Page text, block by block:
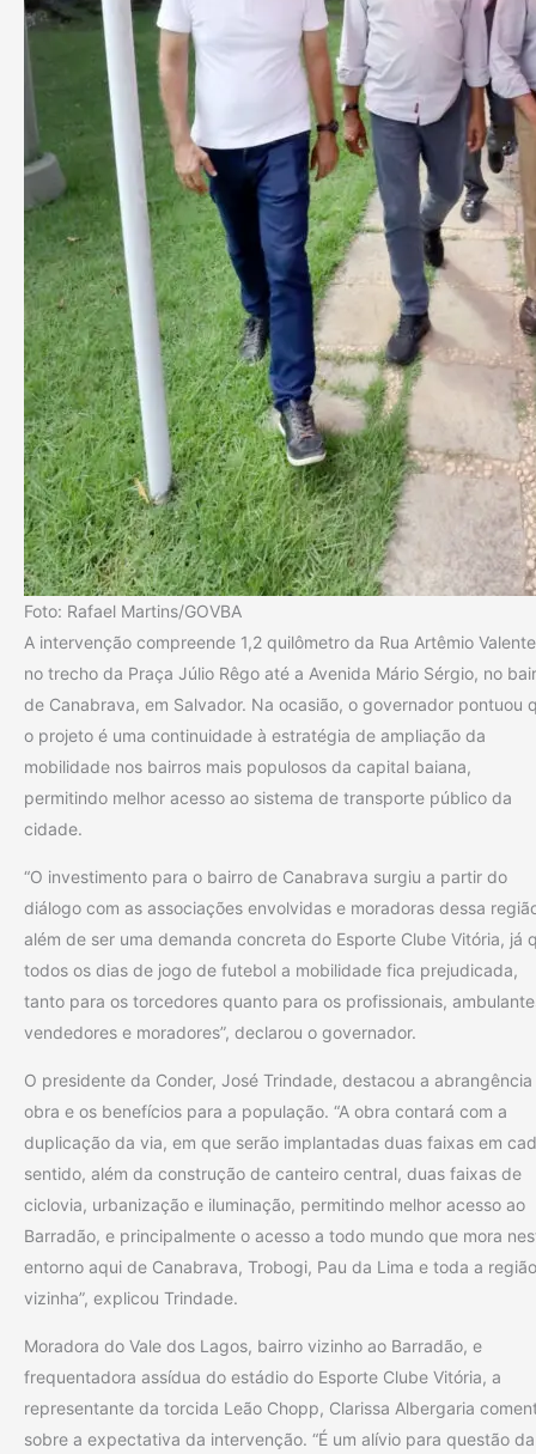
Foto: Rafael Martins/GOVBA
A intervenção compreende 1,2 quilômetro da Rua Artêmio
no trecho da Praça Júlio Rêgo até a Avenida Mário Sérgio, no
de Canabrava, em Salvador. Na ocasião, o governador pontuou
o projeto é uma continuidade à estratégia de ampliação da
mobilidade nos bairros mais populosos da capital baiana,
permitindo melhor acesso ao sistema de transporte público da
cidade.
“O investimento para o bairro de Canabrava surgiu a partir do
diálogo com as associações envolvidas e moradoras dessa
além de ser uma demanda concreta do Esporte Clube Vitória, já
todos os dias de jogo de futebol a mobilidade fica prejudicada,
tanto para os torcedores quanto para os profissionais,
vendedores e moradores”, declarou o governador.
O presidente da Conder, José Trindade, destacou a
obra e os benefícios para a população. “A obra contará com a
duplicação da via, em que serão implantadas duas faixas em
sentido, além da construção de canteiro central, duas faixas de
ciclovia, urbanização e iluminação, permitindo melhor acesso ao
Barradão, e principalmente o acesso a todo mundo que mora
entorno aqui de Canabrava, Trobogi, Pau da Lima e toda a região
vizinha”, explicou Trindade.
Moradora do Vale dos Lagos, bairro vizinho ao Barradão, e
frequentadora assídua do estádio do Esporte Clube Vitória, a
representante da torcida Leão Chopp, Clarissa Albergaria
sobre a expectativa da intervenção. “É um alívio para questão da